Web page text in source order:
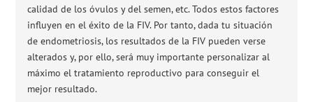
calidad de los óvulos y del semen, etc. Todos estos factores
influyen en el éxito de la FIV. Por tanto, dada tu situación
de endometriosis, los resultados de la FIV pueden verse
alterados y, por ello, será muy importante personalizar al
máximo el tratamiento reproductivo para conseguir el
mejor resultado.